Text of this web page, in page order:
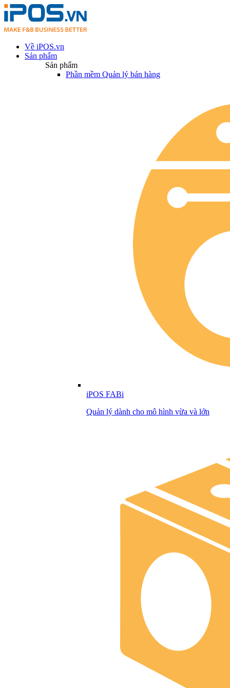
Về iPOS.vn
Sản phẩm
Sản phẩm
Phần mềm Quản lý bán hàng
iPOS FABi
Quản lý dành cho mô hình vừa và lớn